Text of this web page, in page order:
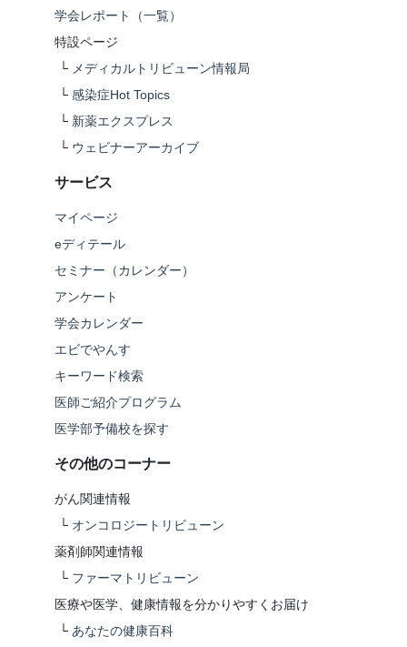
学会レポート（一覧）
特設ページ
└ メディカルトリビューン情報局
└ 感染症Hot Topics
└ 新薬エクスプレス
└ ウェビナーアーカイブ
サービス
マイページ
eディテール
セミナー（カレンダー）
アンケート
学会カレンダー
エビでやんす
キーワード検索
医師ご紹介プログラム
医学部予備校を探す
その他のコーナー
がん関連情報
└ オンコロジートリビューン
薬剤師関連情報
└ ファーマトリビューン
医療や医学、健康情報を分かりやすくお届け
└ あなたの健康百科